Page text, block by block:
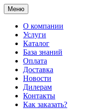
Меню
О компании
Услуги
Каталог
База знаний
Оплата
Доставка
Новости
Дилерам
Контакты
Как заказать?